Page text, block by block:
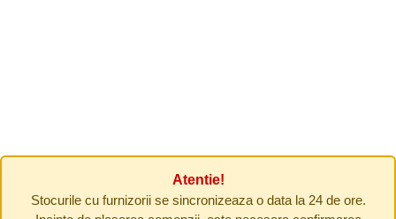
Atentie!
Stocurile cu furnizorii se sincronizeaza o data la 24 de ore.